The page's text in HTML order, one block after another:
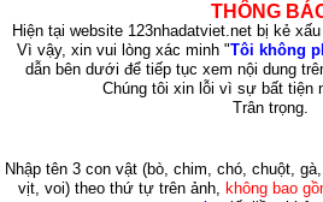
THÔNG
Hiện tại website 123nhadatviet.net bị kẻ
Vì vậy, xin vui lòng xác minh "Tôi không
dẫn bên dưới để tiếp tục xem nội dung
Chúng tôi xin lỗi vì sự bất tiện
Trân trọng.
Nhập tên 3 con vật (bò, chim, chó, chuột,
vịt, voi)theo thứ tự trên ảnh, không bao